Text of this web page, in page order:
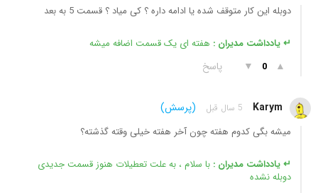
دوبله این کار متوقف شده یا ادامه داره ؟ کی میاد ؟ قسمت 5 به بعد
↵ یادداشت مدیران : هفته ای یک قسمت اضافه میشه
▲
0
▼ پاسخ
Karym 5 سال قبل (پرسش)
میشه بگی کدوم هفته چون آخر هفته خیلی وقته گذشته؟
↵ یادداشت مدیران : با سلام ، به علت تعطیلات هنوز قسمت جدیدی
دوبله نشده